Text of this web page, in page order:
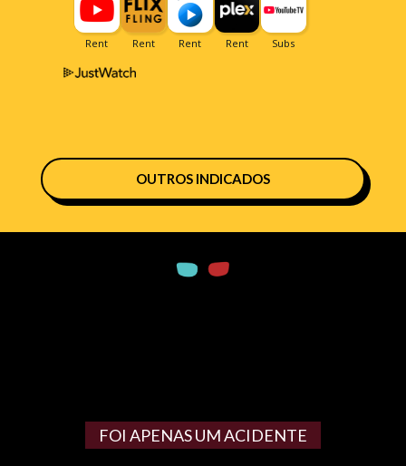
OUTROS INDICADOS
FOI APENAS UM ACIDENTE